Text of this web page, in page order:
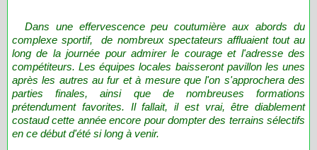
Dans une effervescence peu coutumière aux abords du
complexe sportif, de nombreux spectateurs affluaient tout au
long de la journée pour admirer le courage et l'adresse des
compétiteurs. Les équipes locales baisseront pavillon les unes
après les autres au fur et à mesure que l'on s'approchera des
parties finales, ainsi que de nombreuses formations
prétendument favorites. Il fallait, il est vrai, être diablement
costaud cette année encore pour dompter des terrains sélectifs
en ce début d'été si long à venir.